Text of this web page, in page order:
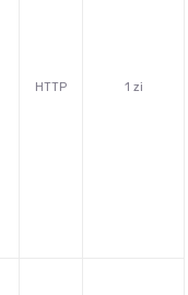
HTTP 1 zi